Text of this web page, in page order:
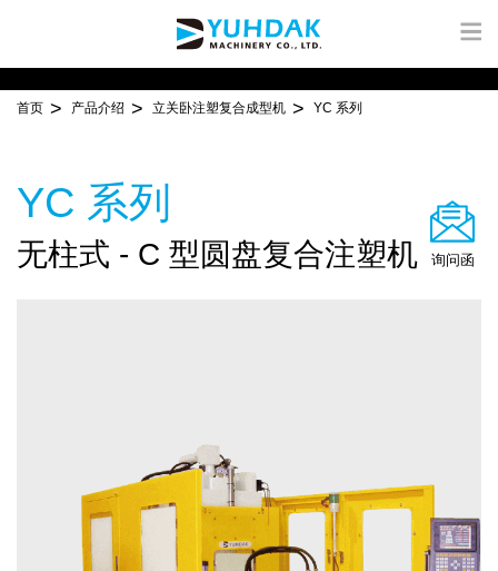
首页 产品介绍 立关卧注塑复合成型机 YC 系列
YC 系列
无柱式 - C 型圆盘复合注塑机 询问函